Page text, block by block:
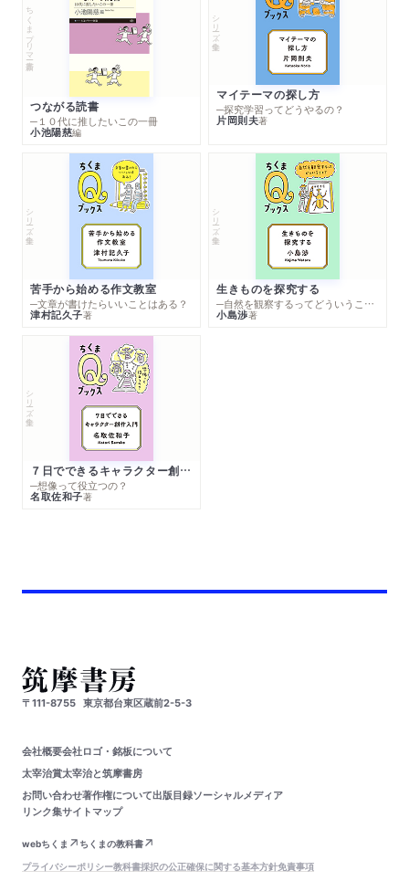
ちくまプリマー新書
つながる読書
─１０代に推したいこの一冊
小池陽慈編
シリーズ・全集
マイテーマの探し方
─探究学習ってどうやるの？
片岡則夫著
シリーズ・全集
苦手から始める作文教室
─文章が書けたらいいことはある？
津村記久子著
シリーズ・全集
生きものを探究する
─自然を観察するってどういうこと？
小島渉著
シリーズ・全集
７日でできるキャラクター創作入門
─想像って役立つの？
名取佐和子著
〒111-8755 東京都台東区蔵前2-5-3
会社概要会社ロゴ・銘板について
太宰治賞太宰治と筑摩書房
お問い合わせ著作権について出版目録ソーシャルメディア
リンク集サイトマップ
webちくま
ちくまの教科書
プライバシーポリシー教科書採択の公正確保に関する基本方針免責事項